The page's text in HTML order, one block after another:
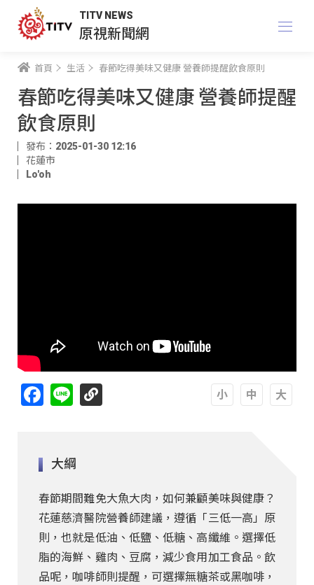
TITV NEWS
原視新聞網
首頁 生活 春節吃得美味又健康 營養師提醒飲食原則
春節吃得美味又健康 營養師提醒
飲食原則
發布：2025-01-30 12:16
花蓮市
Lo'oh
Facebook
Line
大綱
春節期間難免大魚大肉，如何兼顧美味與健康？
花蓮慈濟醫院營養師建議，遵循「三低一高」原
則，也就是低油、低鹽、低糖、高纖維。選擇低
脂的海鮮、雞肉、豆腐，減少食用加工食品。飲
品呢，咖啡師則提醒，可選擇無糖茶或黑咖啡，